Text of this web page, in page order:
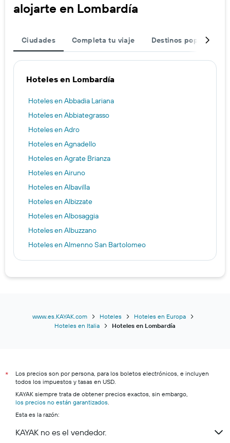
alojarte en Lombardía
Ciudades Completa tu viaje Destinos populares
Hoteles en Lombardía
Hoteles en Abbadia Lariana
Hoteles en Abbiategrasso
Hoteles en Adro
Hoteles en Agnadello
Hoteles en Agrate Brianza
Hoteles en Airuno
Hoteles en Albavilla
Hoteles en Albizzate
Hoteles en Albosaggia
Hoteles en Albuzzano
Hoteles en Almenno San Bartolomeo
Hoteles en Almenno San Salvatore
Hoteles en Angera
Hoteles en Angolo Terme
Hoteles en Arcene
Hoteles en Arcumeggia
Hoteles en Ardenno
Hoteles en Arese
www.es.KAYAK.com Hoteles
Hoteles en Europa
Hoteles en Italia
Hoteles en Lombardía
*
Los precios son por persona, para los boletos electrónicos, e incluyen
todos los impuestos y tasas en USD.
KAYAK siempre trata de obtener precios exactos, sin embargo,
los precios no están garantizados.
Esta es la razón:
KAYAK no es el vendedor.